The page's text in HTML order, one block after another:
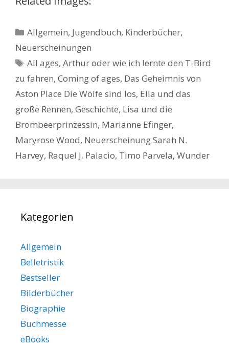
Kategorien
Allgemein, Jugendbuch, Kinderbücher,
Neuerscheinungen
Schlagwörter
All ages,Arthur oder wie ich lernte den T-Bird
zu fahren, Coming of ages, Das Geheimnis von
Aston Place Die Wölfe sind los, Ella und das
große Rennen, Geschichte, Lisa und die
Brombeerprinzessin, Marianne Efinger,
Maryrose Wood, Neuerscheinung Sarah N.
Harvey, Raquel J. Palacio, Timo Parvela, Wunder
Kategorien
Allgemein
Belletristik
Bestseller
Bilderbücher
Biographie
Buchmesse
eBooks